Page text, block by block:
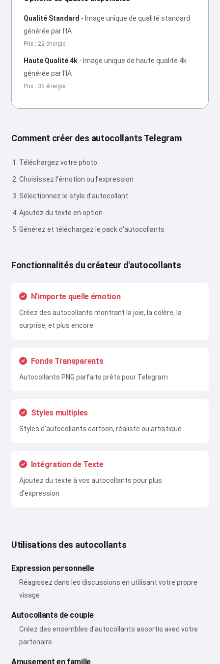
Qualité Standard - Image unique de qualité standard
générée par l'IA
Prix : 22 énergie
Haute Qualité 4k - Image unique de haute qualité 4k
générée par l'IA
Prix : 35 énergie
Comment créer des autocollants Telegram
Téléchargez votre photo
Choisissez l'émotion ou l'expression
Sélectionnez le style d'autocollant
Ajoutez du texte en option
Générez et téléchargez le pack d'autocollants
Fonctionnalités du créateur d'autocollants
N'importe quelle émotion
Créez des autocollants montrant la joie, la colère, la
surprise, et plus encore
Fonds Transparents
Autocollants PNG parfaits prêts pour Telegram
Styles multiples
Styles d'autocollants cartoon, réaliste ou artistique
Intégration de Texte
Ajoutez du texte à vos autocollants pour plus
d'expression
Utilisations des autocollants
Expression personnelle
Réagissez dans les discussions en utilisant votre propre
visage
Autocollants de couple
Créez des ensembles d'autocollants assortis avec votre
partenaire
Amusement en famille